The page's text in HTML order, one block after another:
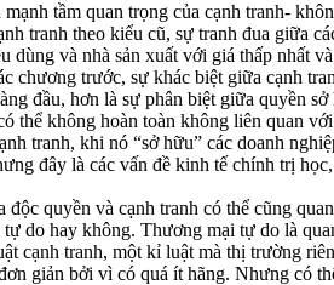
tầm quan trọng của cạnh tranh-
tranh theo kiểu cũ, sự tranh đua giữa
dùng và nhà sản xuất với giá thấp nhất
chương trước, sự khác biệt giữa cạnh
đầu, hơn là sự phân biệt giữa quyền
thể không hoàn toàn không liên quan
tranh, khi nó “sở hữu” các doanh
đây là các vấn đề kinh tế chính trị
độc quyền và cạnh tranh có thể cũng
do hay không. Thương mại tự do là
cạnh tranh, một kỉ luật mà thị trường
giản bởi vì có quá ít hãng. Nhưng có